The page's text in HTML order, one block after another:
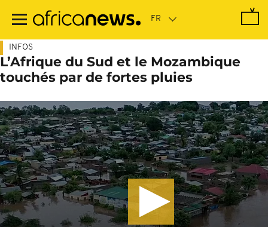
contenu
INFOS
L’Afrique du Sud et le Mozambique
touchés par de fortes pluies